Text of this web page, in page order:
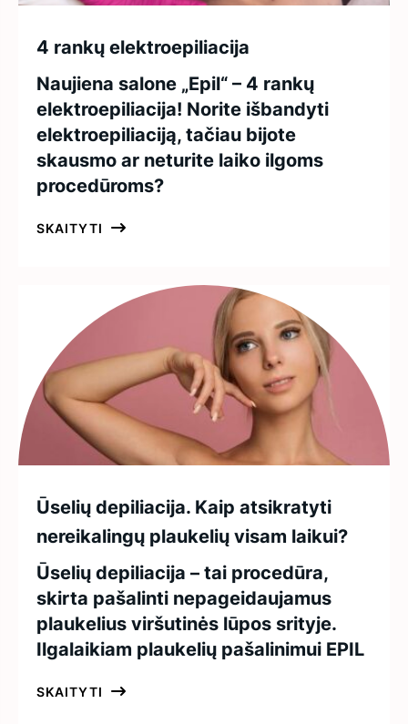
4 rankų elektroepiliacija
Naujiena salone „Epil“ – 4 rankų
elektroepiliacija! Norite išbandyti
elektroepiliaciją, tačiau bijote
skausmo ar neturite laiko ilgoms
procedūroms?
SKAITYTI
Ūselių depiliacija. Kaip atsikratyti
nereikalingų plaukelių visam laikui?
Ūselių depiliacija – tai procedūra,
skirta pašalinti nepageidaujamus
plaukelius viršutinės lūpos srityje.
Ilgalaikiam plaukelių pašalinimui EPIL
SKAITYTI